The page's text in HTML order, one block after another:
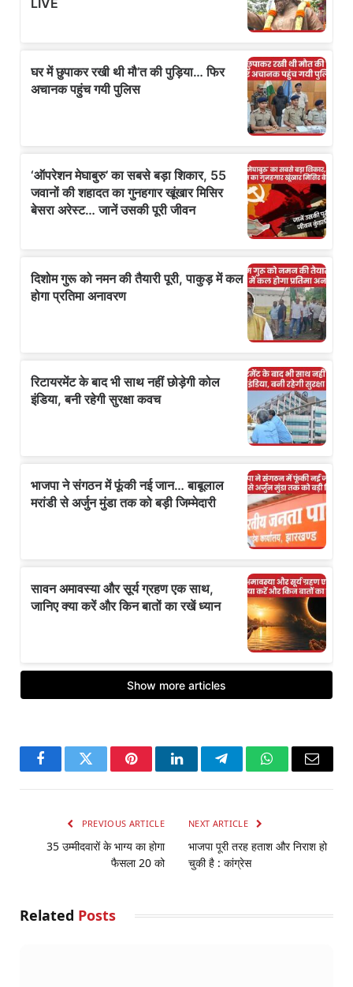
FacebookTwitter PinterestLinkedInTelegramWhatsApp
Email
PREVIOUS ARTICLE
35 उम्मीदवारों के भाग्य का होगा
फैसला 20 को
NEXT ARTICLE
भाजपा पूरी तरह हताश और निराश हो
चुकी है : कांग्रेस
Related Posts